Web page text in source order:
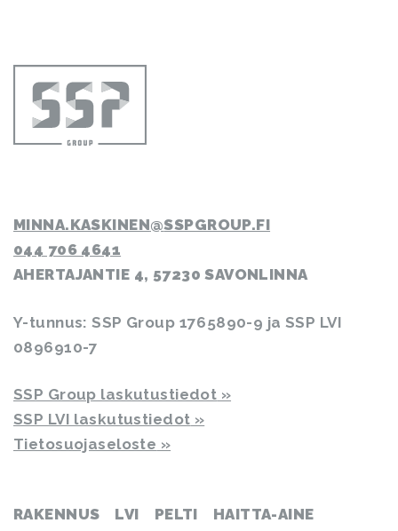
MINNA.KASKINEN
SSPGROUP.FI
044 706 4641
AHERTAJANTIE 4, 57230 SAVONLINNA
Y-tunnus: SSP Group 1765890-9 ja SSP LVI
0896910-7
SSP Group laskutustiedot
SSP LVI laskutustiedot
Tietosuojaseloste
RAKENNUS LVI PELTI HAITTA-AINE